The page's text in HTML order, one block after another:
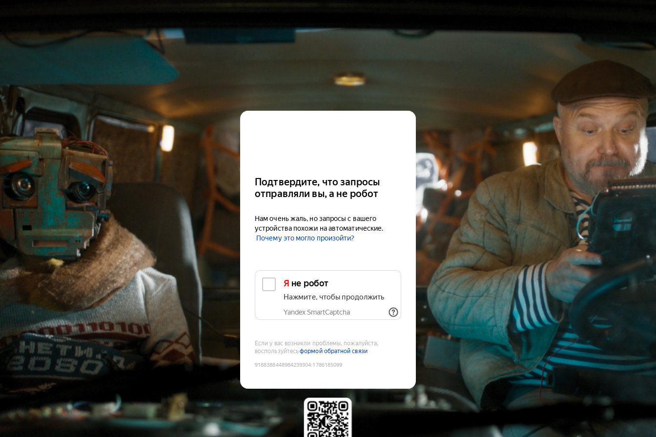
Подтвердите, что запросы
отправляли вы, а не робот
Нам очень жаль, но запросы с вашего
устройства похожи на автоматические.
Почему это могло произойти?
Я не робот
Нажмите, чтобы продолжить
Yandex SmartCaptcha
Если у вас возникли проблемы, пожалуйста,
воспользуйтесьформой обратной связи
9188388448984239304:1786185099